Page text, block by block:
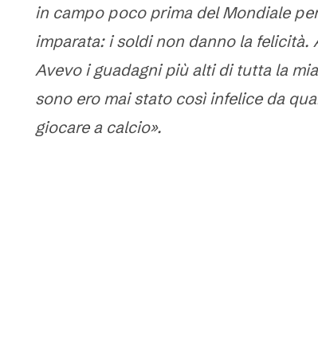
in campo poco prima del Mondiale
imparata: i soldi non danno la felicità.
Avevo i guadagni più alti di tutta la
sono ero mai stato così infelice da
giocare a calcio».